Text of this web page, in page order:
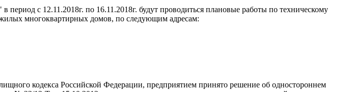
с 12.11.2018г. по 16.11.2018г. будут проводиться плановые работы по техническому
многоквартирных домов, по следующим адресам:
кодекса Российской Федерации, предприятием принято решение об одностороннем